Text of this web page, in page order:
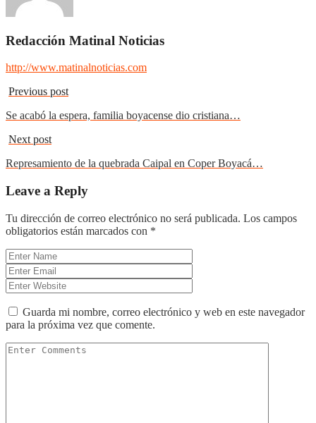
Redacción Matinal Noticias
http://www.matinalnoticias.com
Previous post
Se acabó la espera, familia boyacense dio cristiana…
Next post
Represamiento de la quebrada Caipal en Coper Boyacá…
Leave a Reply
Tu dirección de correo electrónico no será publicada. Los campos
obligatorios están marcados con *
Guarda mi nombre, correo electrónico y web en este navegador
para la próxima vez que comente.